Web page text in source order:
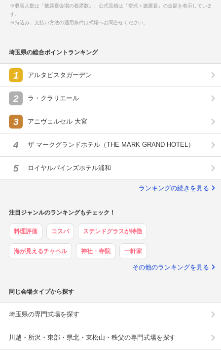
※収容人数は「披露宴会場の着席数」、公式見積は「挙式＋披露宴」の金額を表示していま
す。
※持込み、支払い方法の適用条件は式場へお問合せください。
埼玉県の総合ポイントランキング
1 アルタビスタガーデン
2 ラ・クラリエール
3 アニヴェルセル 大宮
4 ザ マークグランドホテル（THE MARK GRAND HOTEL）
5 ロイヤルパインズホテル浦和
ランキングの続きを見る
注目ジャンルのランキングもチェック！
料理評価 コスパ ステンドグラスが特徴
海が見えるチャペル 神社・寺院 一軒家
その他のランキングを見る
同じ会場タイプから探す
埼玉県の専門式場を探す
川越・所沢・東部・県北・東松山・秩父の専門式場を探す